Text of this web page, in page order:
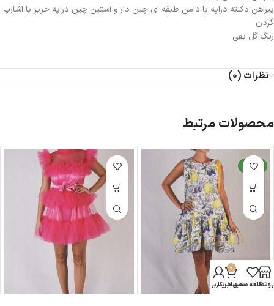
پیراهن دکلته دراپه با دامن طبقه ای چین دار و آستین چین دراپه حریر با اشارپ
گردن
رنگ گل بهی
نظرات (0)
محصولات مرتبط
جدید
علاقه مندی
0
سبد خرید
حساب کاربری من